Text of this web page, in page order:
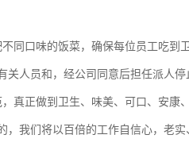
同口味的饭菜，确保每位员工吃到
人员和，经公司同意后担任派人停
真正做到卫生、味美、可口、安康
，我们将以百倍的工作自信心，老